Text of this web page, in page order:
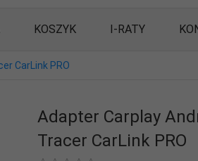
KOSZYK I-RATY
CarLink PRO
Adapter Carplay
Tracer CarLink PRO